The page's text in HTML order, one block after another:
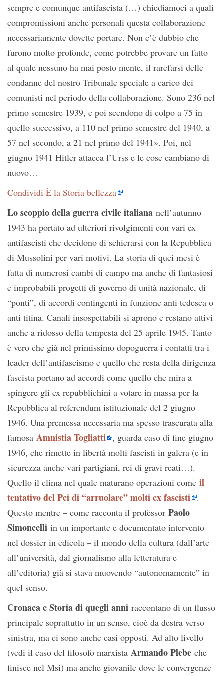
sempre e comunque antifascista (…) chiediamoci a quali
compromissioni anche personali questa collaborazione
necessariamente dovette portare. Non c’è dubbio che
furono molto profonde, come potrebbe provare un fatto
al quale nessuno ha mai posto mente, il rarefarsi delle
condanne del nostro Tribunale speciale a carico dei
comunisti nel periodo della collaborazione. Sono 236 nel
primo semestre 1939, e poi scendono di colpo a 75 in
quello successivo, a 110 nel primo semestre del 1940, a
57 nel secondo, a 21 nel primo del 1941». Poi, nel
giugno 1941 Hitler attacca l’Urss e le cose cambiano di
nuovo…
Condividi È la Storia bellezza
Lo scoppio della guerra civile italiana nell’autunno
1943 ha portato ad ulteriori rivolgimenti con vari ex
antifascisti che decidono di schierarsi con la Repubblica
di Mussolini per vari motivi. La storia di quei mesi è
fatta di numerosi cambi di campo ma anche di fantasiosi
e improbabili progetti di governo di unità nazionale, di
“ponti”, di accordi contingenti in funzione anti tedesca o
anti titina. Canali insospettabili si aprono e restano attivi
anche a ridosso della tempesta del 25 aprile 1945. Tanto
è vero che già nel primissimo dopoguerra i contatti tra i
leader dell’antifascismo e quello che resta della dirigenza
fascista portano ad accordi come quello che mira a
spingere gli ex repubblichini a votare in massa per la
Repubblica al referendum istituzionale del 2 giugno
1946. Una premessa necessaria ma spesso trascurata alla
famosa Amnistia Togliatti , guarda caso di fine giugno
1946, che rimette in libertà molti fascisti in galera (e in
sicurezza anche vari partigiani, rei di gravi reati…).
Quello il clima nel quale maturano operazioni come il
tentativo del Pci di “arruolare” molti ex fascisti .
Questo mentre – come racconta il professor Paolo
Simoncelli in un importante e documentato intervento
nel dossier in edicola – il mondo della cultura (dall’arte
all’università, dal giornalismo alla letteratura e
all’editoria) già si stava muovendo “autonomamente” in
quel senso.
Cronaca e Storia di quegli anni raccontano di un flusso
principale soprattutto in un senso, cioè da destra verso
sinistra, ma ci sono anche casi opposti. Ad alto livello
(vedi il caso del filosofo marxista Armando Plebe che
finisce nel Msi) ma anche giovanile dove le convergenze